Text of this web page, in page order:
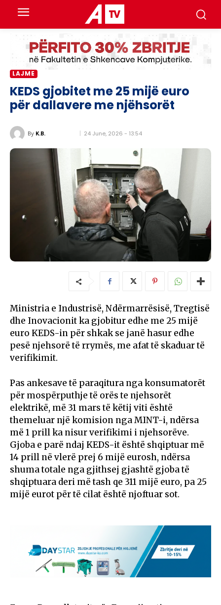
LAJME
KEDS gjobitet me 25 mijë euro
për dallavere me njëhsorët
By K.B. 24 June, 2026 - 13:54
Ministria e Industrisë, Ndërmarrësisë, Tregtisë
dhe Inovacionit ka gjobitur edhe me 25 mijë
euro KEDS-in për shkak se janë hasur edhe
pesë njehsorë të rrymës, me afat të skaduar të
verifikimit.
Pas ankesave të paraqitura nga konsumatorët
për mospërputhje të orës te njehsorët
elektrikë, më 31 mars të këtij viti është
themeluar një komision nga MINT-i, ndërsa
më 1 prill ka nisur verifikimi i njehsorëve.
Gjoba e parë ndaj KEDS-it është shqiptuar më
14 prill në vlerë prej 6 mijë eurosh, ndërsa
shuma totale nga gjithsej gjashtë gjoba të
shqiptuara deri më tash qe 311 mijë euro, pa 25
mijë eurot për të cilat është njoftuar sot.